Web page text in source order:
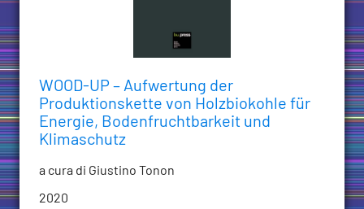
WOOD-UP – Aufwertung der
Produktionskette von Holzbiokohle für
Energie, Bodenfruchtbarkeit und
Klimaschutz
a cura di Giustino Tonon
2020